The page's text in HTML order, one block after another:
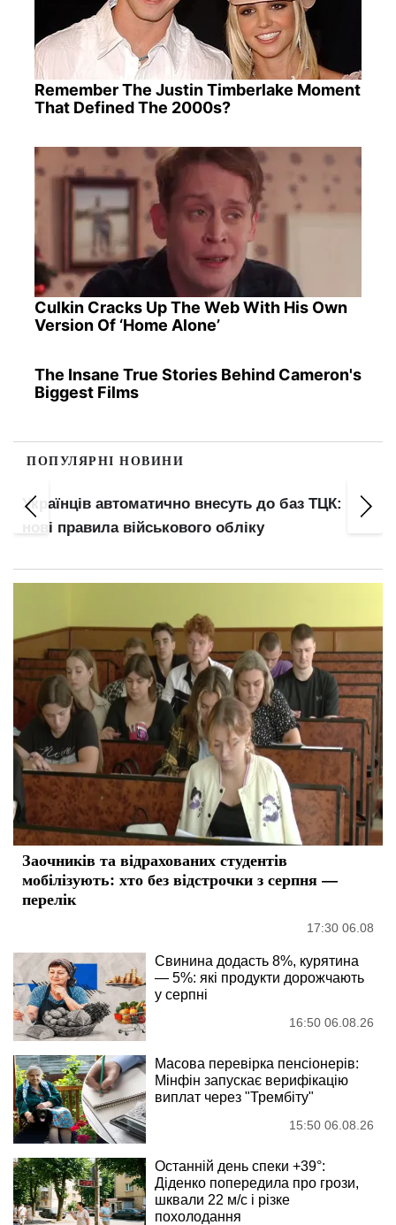
Remember The Justin Timberlake Moment
That Defined The 2000s?
Culkin Cracks Up The Web With His Own
Version Of ‘Home Alone’
The Insane True Stories Behind Cameron's
Biggest Films
ПОПУЛЯРНІ НОВИНИ
Українців автоматично внесуть до баз ТЦК:
нові правила військового обліку
Заочників та відрахованих студентів
мобілізують: хто без відстрочки з серпня —
перелік
17:30 06.08
Свинина додасть 8%, курятина
— 5%: які продукти дорожчають
у серпні
16:50 06.08.26
Масова перевірка пенсіонерів:
Мінфін запускає верифікацію
виплат через "Трембіту"
15:50 06.08.26
Останній день спеки +39°:
Діденко попередила про грози,
шквали 22 м/с і різке
похолодання